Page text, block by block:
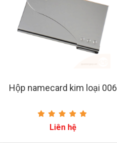
Hộp namecard kim loại 006
Liên hệ